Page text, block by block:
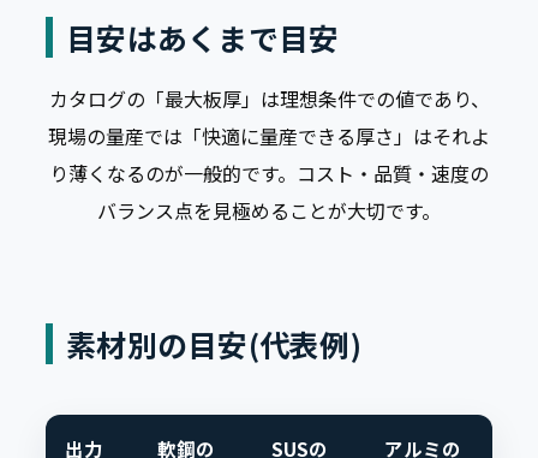
目安はあくまで目安
カタログの「最大板厚」は理想条件での値であり、
現場の量産では「快適に量産できる厚さ」はそれよ
り薄くなるのが一般的です。コスト・品質・速度の
バランス点を見極めることが大切です。
素材別の目安(代表例)
出力 軟鋼の SUSの アルミの